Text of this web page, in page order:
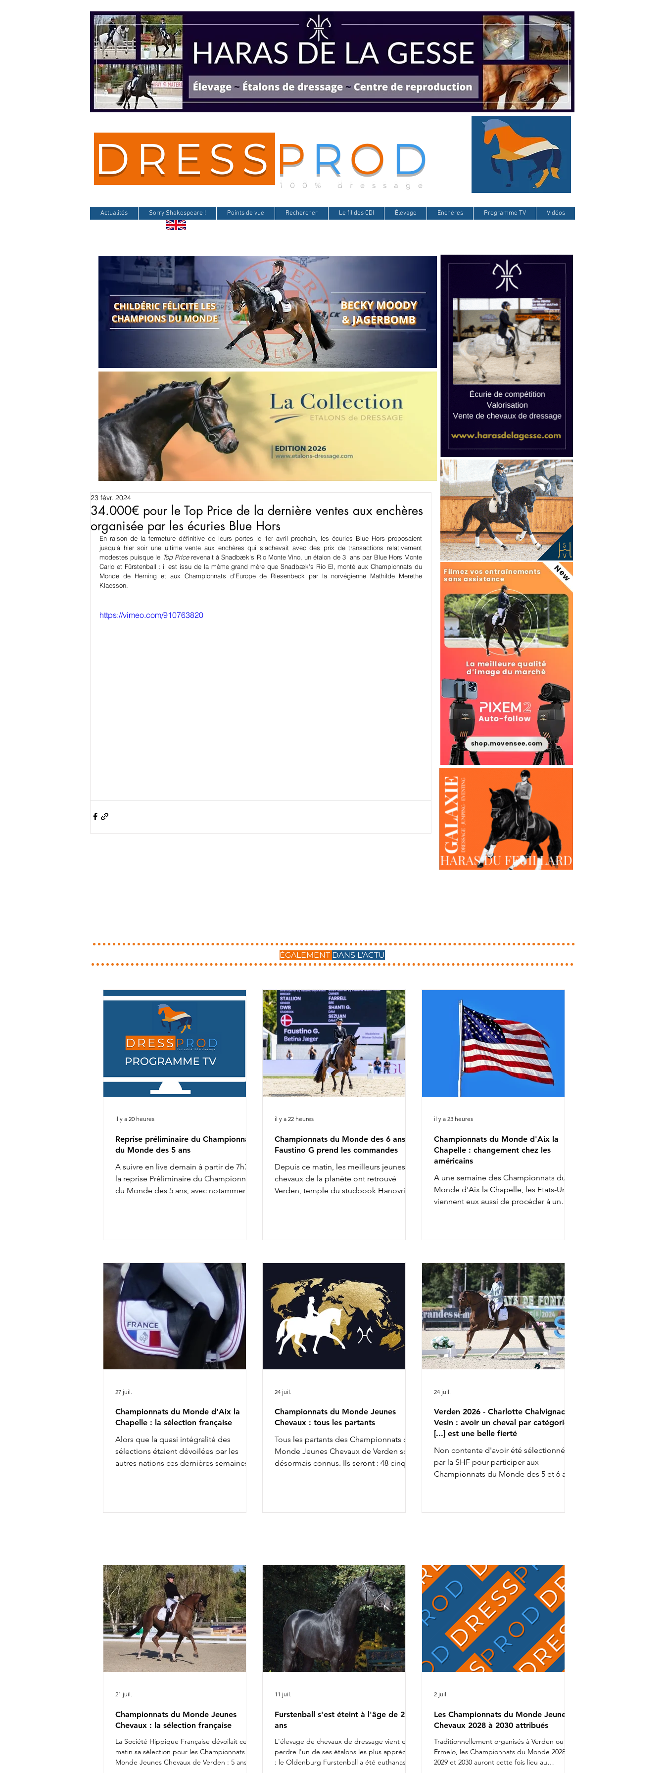
DRESS P RO D
100% dressage
Actualités Sorry Shakespeare ! Points de vue Rechercher Le fil des CDI Élevage Enchères Programme TV Vidéos
34.000€ pour le Top Price de la dernière ventes aux enchères
organisée par les écuries Blue Hors
23 févr. 2024
En raison de la fermeture définitive de leurs portes le 1er avril prochain, les écuries Blue Hors proposaient
jusqu'à hier soir une ultime vente aux enchères qui s'achevait avec des prix de transactions relativement
modestes puisque le Top Price revenait à Snadbæk's Rio Monte Vino, un étalon de 3  ans par Blue Hors Monte
Carlo et Fürstenball : il est issu de la même grand mère que Snadbæk's Rio El, monté aux Championnats du
Monde de Herning et aux Championnats d'Europe de Riesenbeck par la norvégienne Mathilde Merethe
Klaesson.
https://vimeo.com/910763820
ÉGALEMENT DANS L'ACTU
Reprise préliminaire du Championnat
du Monde des 5 ans
A suivre en live demain à partir de 7h30 :
la reprise Préliminaire du Championnat
du Monde des 5 ans, avec notamment :
il y a 20 heures
Championnats du Monde des 6 ans :
Faustino G prend les commandes
Depuis ce matin, les meilleurs jeunes
chevaux de la planète ont retrouvé
Verden, temple du studbook Hanovrien,
Kurt Christensen, William Warren et Juan
pas coutume, un cheval danois qui
Monde n'est pas propriété d'Andreas
Helgstrand. Pour autant, l'affixe "G"
n'est pas étranger à l'évène
il y a 22 heures
Championnats du Monde d'Aix la
Chapelle : changement chez les
américains
A une semaine des Championnats du
Monde d'Aix la Chapelle, les Etats-Unis
viennent eux aussi de procéder à un
sa carrière, Jordan Laplaca, 38 ans,
restera finalement sur le bord de la piste
des Mondiaux. Vainqueur du CDI 3* de
Wellington en février, du Spécial de la
Coupe des Nations en mars, du Grand
Prix d'Ocala en avril et
il y a 23 heures
Championnats du Monde d'Aix la
Chapelle : la sélection française
Alors que la quasi intégralité des
sélections étaient dévoilées par les
autres nations ces dernières semaines,
de l'équipe de France des
Roussel & Bel Amour Jean Morel
commentait : " Nous sommes fiers de
présenter une é
27 juil.
Championnats du Monde Jeunes
Chevaux : tous les partants
Tous les partants des Championnats du
Monde Jeunes Chevaux de Verden sont
désormais connus. Ils seront : 48 cinq
24 juil.
Verden 2026 - Charlotte Chalvignac
Vesin : avoir un cheval par catégorie
[...] est une belle fierté
Non contente d'avoir été sélectionnée
par la SHF pour participer aux
Championnats du Monde des 5 et 6 ans
Chalvignac et Jean Vesin prendront
dans quelques jours la route de
l'Allemagne avec 1 cheval par catégo
24 juil.
Championnats du Monde Jeunes
Chevaux : la sélection française
La Société Hippique Française dévoilait ce
matin sa sélection pour les Championnats du
Monde Jeunes Chevaux de Verden : 5 ans
21 juil.
Furstenball s'est éteint à l'âge de 20
ans
L'élevage de chevaux de dressage vient de
perdre l'un de ses étalons les plus appréciés
: le Oldenburg Furstenball a été euthanasié
11 juil.
Les Championnats du Monde Jeunes
Chevaux 2028 à 2030 attribués
Traditionnellement organisés à Verden ou
Ermelo, les Championnats du Monde 2028,
2029 et 2030 auront cette fois lieu au
2 juil.